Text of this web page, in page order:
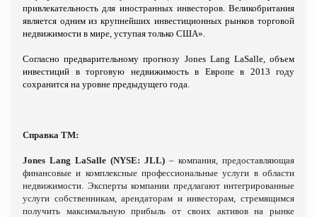
привлекательность для иностранных инвесторов. Великобритания
является одним из крупнейших инвестиционных рынков торговой
недвижимости в мире, уступая только США».
Согласно предварительному прогнозу Jones Lang LaSalle, объем
инвестиций в торговую недвижимость в Европе в 2013 году
сохранится на уровне предыдущего года.
Справка ТМ:
Jones Lang LaSalle (NYSE: JLL) – компания, предоставляющая
финансовые и комплексные профессиональные услуги в области
недвижимости. Эксперты компании предлагают интегрированные
услуги собственникам, арендаторам и инвесторам, стремящимся
получить максимальную прибыль от своих активов на рынке